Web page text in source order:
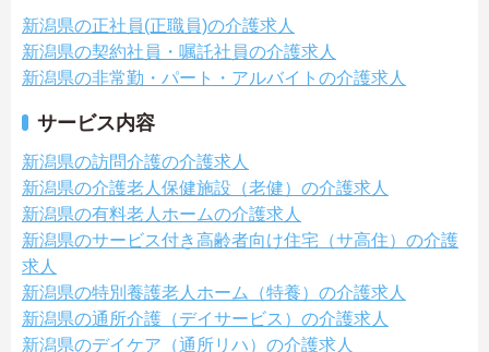
新潟県の正社員(正職員)の介護求人
新潟県の契約社員・嘱託社員の介護求人
新潟県の非常勤・パート・アルバイトの介護求人
サービス内容
新潟県の訪問介護の介護求人
新潟県の介護老人保健施設（老健）の介護求人
新潟県の有料老人ホームの介護求人
新潟県のサービス付き高齢者向け住宅（サ高住）の介護
求人
新潟県の特別養護老人ホーム（特養）の介護求人
新潟県の通所介護（デイサービス）の介護求人
新潟県のデイケア（通所リハ）の介護求人